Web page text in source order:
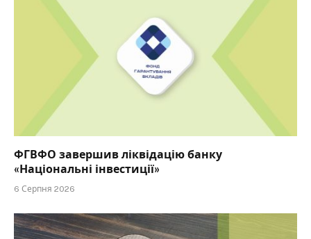
ФГВФО завершив ліквідацію банку
«Національні інвестиції»
6 Серпня 2026